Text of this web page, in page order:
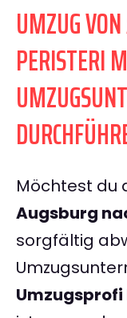
UMZUG
PERISTERI
Möchtest du
Augsburg
sorgfältig
Umzugsprofi